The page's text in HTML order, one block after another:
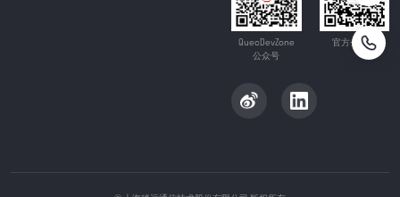
QuecDevZone
公众号
官方公众号